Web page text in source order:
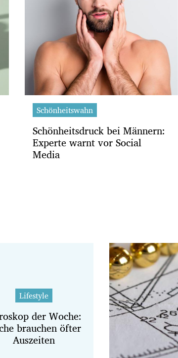
Schönheitswahn
Schönheitsdruck bei Männern:
Experte warnt vor Social
Media
Lifestyle
der Woche:
brauchen öfter
Auszeiten